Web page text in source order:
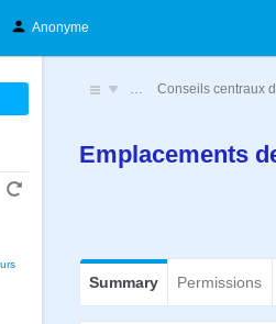
Anonyme
… Conseils centraux
Emplacements
Summary Permissions